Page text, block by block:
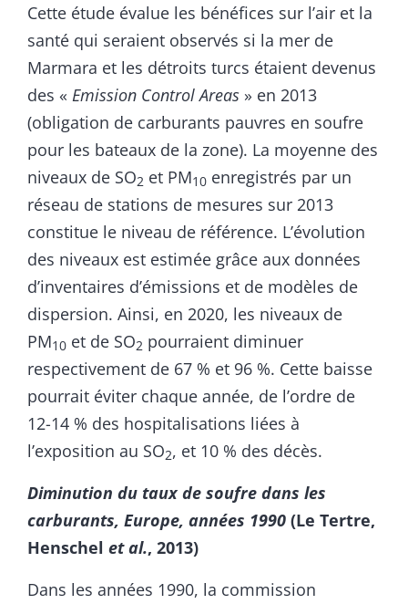
Cette étude évalue les bénéfices sur l’air et la
santé qui seraient observés si la mer de
Marmara et les détroits turcs étaient devenus
des « Emission Control Areas » en 2013
(obligation de carburants pauvres en soufre
pour les bateaux de la zone). La moyenne des
niveaux de SO2 et PM10 enregistrés par un
réseau de stations de mesures sur 2013
constitue le niveau de référence. L’évolution
des niveaux est estimée grâce aux données
d’inventaires d’émissions et de modèles de
dispersion. Ainsi, en 2020, les niveaux de
PM10 et de SO2 pourraient diminuer
respectivement de 67 % et 96 %. Cette baisse
pourrait éviter chaque année, de l’ordre de
12-14 % des hospitalisations liées à
l’exposition au SO2, et 10 % des décès.
Diminution du taux de soufre dans les
carburants, Europe, années 1990 (Le Tertre,
Henschel et al., 2013)
Dans les années 1990, la commission